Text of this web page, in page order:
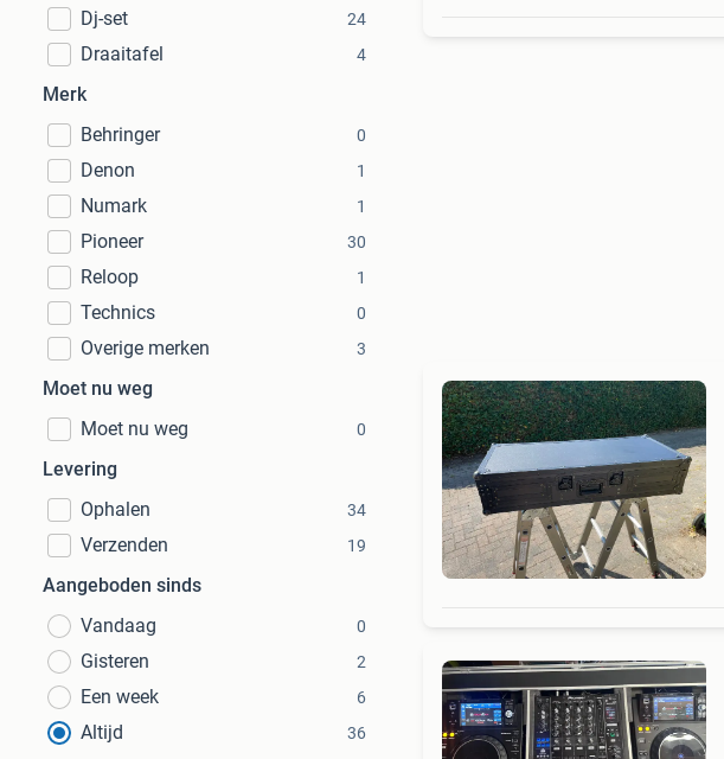
Dj-set
24
Draaitafel 4
Merk
Behringer
0
Denon 1
Numark 1
Pioneer 30
Reloop 1
Technics 0
Overige merken 3
Moet nu weg
Moet nu weg
0
Levering
Ophalen
34
Verzenden 19
Aangeboden sinds
Vandaag
0
Gisteren 2
Een week 6
Altijd 36